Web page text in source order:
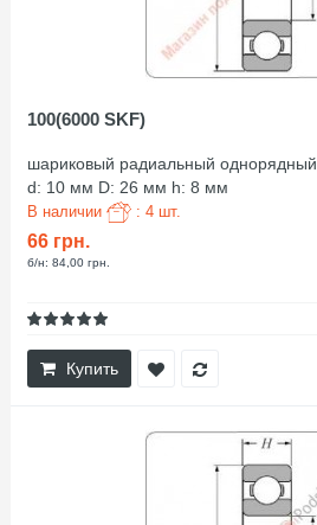
100(6000 SKF)
шариковый радиальный однорядный
d: 10 мм D: 26 мм h: 8 мм
В наличии : 4 шт.
66 грн.
б/н: 84,00 грн.
Купить